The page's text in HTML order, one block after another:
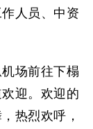
人员、中资
场前往下榻
迎。欢迎的
热烈欢呼，